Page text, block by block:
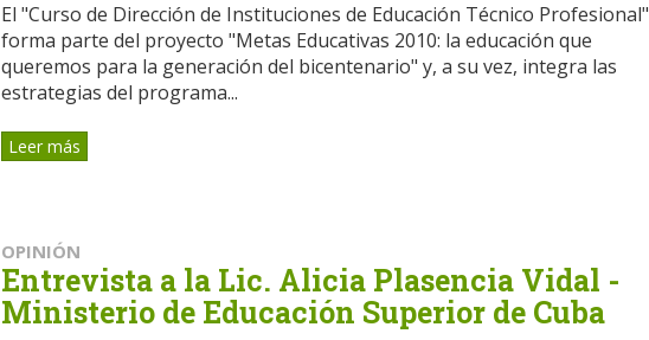
El "Curso de Dirección de Instituciones de Educación Técnico Profesional"
forma parte del proyecto "Metas Educativas 2010: la educación que
queremos para la generación del bicentenario" y, a su vez, integra las
estrategias del programa...
Leer más
OPINIÓN
Entrevista a la Lic. Alicia Plasencia Vidal -
Ministerio de Educación Superior de Cuba